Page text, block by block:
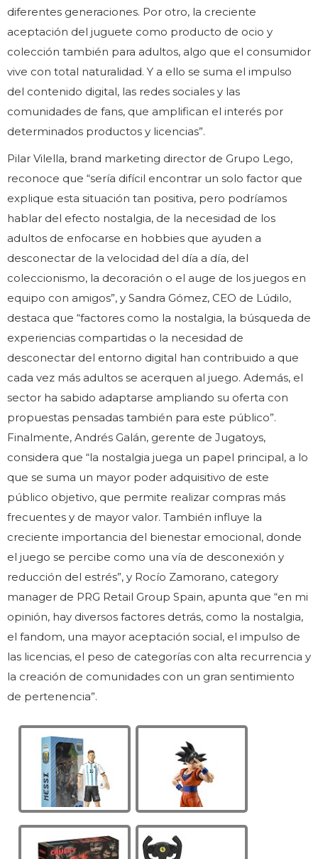
diferentes generaciones. Por otro, la creciente
aceptación del juguete como producto de ocio y
colección también para adultos, algo que el consumidor
vive con total naturalidad. Y a ello se suma el impulso
del contenido digital, las redes sociales y las
comunidades de fans, que amplifican el interés por
determinados productos y licencias”.
Pilar Vilella, brand marketing director de Grupo Lego,
reconoce que “sería difícil encontrar un solo factor que
explique esta situación tan positiva, pero podríamos
hablar del efecto nostalgia, de la necesidad de los
adultos de enfocarse en hobbies que ayuden a
desconectar de la velocidad del día a día, del
coleccionismo, la decoración o el auge de los juegos en
equipo con amigos”, y Sandra Gómez, CEO de Lúdilo,
destaca que “factores como la nostalgia, la búsqueda de
experiencias compartidas o la necesidad de
desconectar del entorno digital han contribuido a que
cada vez más adultos se acerquen al juego. Además, el
sector ha sabido adaptarse ampliando su oferta con
propuestas pensadas también para este público”.
Finalmente, Andrés Galán, gerente de Jugatoys,
considera que “la nostalgia juega un papel principal, a lo
que se suma un mayor poder adquisitivo de este
público objetivo, que permite realizar compras más
frecuentes y de mayor valor. También influye la
creciente importancia del bienestar emocional, donde
el juego se percibe como una vía de desconexión y
reducción del estrés”, y Rocío Zamorano, category
manager de PRG Retail Group Spain, apunta que “en mi
opinión, hay diversos factores detrás, como la nostalgia,
el fandom, una mayor aceptación social, el impulso de
las licencias, el peso de categorías con alta recurrencia y
la creación de comunidades con un gran sentimiento
de pertenencia”.